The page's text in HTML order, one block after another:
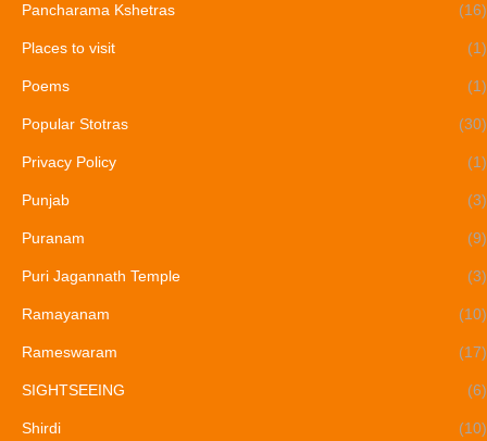
Pancharama Kshetras (16)
Places to visit (1)
Poems (1)
Popular Stotras (30)
Privacy Policy (1)
Punjab (3)
Puranam (9)
Puri Jagannath Temple (3)
Ramayanam (10)
Rameswaram (17)
SIGHTSEEING (6)
Shirdi (10)